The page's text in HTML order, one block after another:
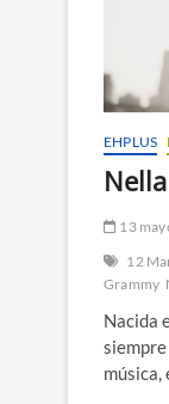
EHPLUS
13
12
Grammy
Nacida
siempre
música,